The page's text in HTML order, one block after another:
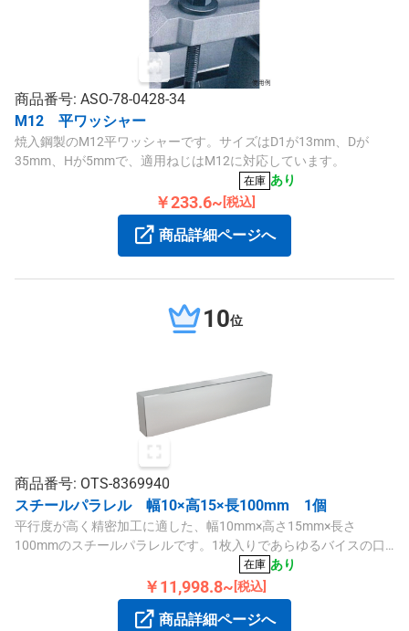
商品番号: ASO-78-0428-34
M12 平ワッシャー
焼入鋼製のM12平ワッシャーです。サイズはD1が13mm、Dが
35mm、Hが5mmで、適用ねじはM12に対応しています。
在庫 あり
￥233.6~ [税込]
商品詳細ページへ
10位
商品番号: OTS-8369940
スチールパラレル 幅10×高15×長100mm 1個
平行度が高く精密加工に適した、幅10mm×高さ15mm×長さ
100mmのスチールパラレルです。1枚入りであらゆるバイスの口
在庫 あり
￥11,998.8~ [税込]
商品詳細ページへ